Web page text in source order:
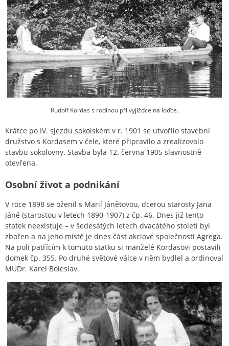
Rudolf Kordas s rodinou při vyjížďce na loďce.
Krátce po IV. sjezdu sokolském v r. 1901 se utvořilo stavební
družstvo s Kordasem v čele, které připravilo a zrealizovalo
stavbu sokolovny. Stavba byla 12. června 1905 slavnostně
otevřena.
Osobní život a podnikání
V roce 1898 se oženil s Marií Jánětovou, dcerou starosty Jana
Jáně (starostou v letech 1890-1907) z čp. 46. Dnes již tento
statek neexistuje – v šedesátých letech dvacátého století byl
zbořen a na jeho místě je dnes část akciové společnosti Agrega.
Na poli patřícím k tomuto statku si manželé Kordasovi postavili
domek čp. 355. Po druhé světové válce v něm bydlel a ordinoval
MUDr. Karel Boleslav.